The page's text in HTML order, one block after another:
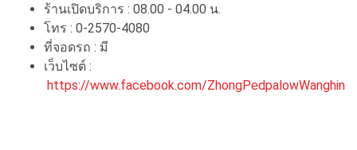
ร้านเปิดบริการ : 08.00 - 04.00 น.
โทร : 0-2570-4080
ที่จอดรถ : มี
เว็บไซต์ :
https://www.facebook.com/ZhongPedpalowWanghin